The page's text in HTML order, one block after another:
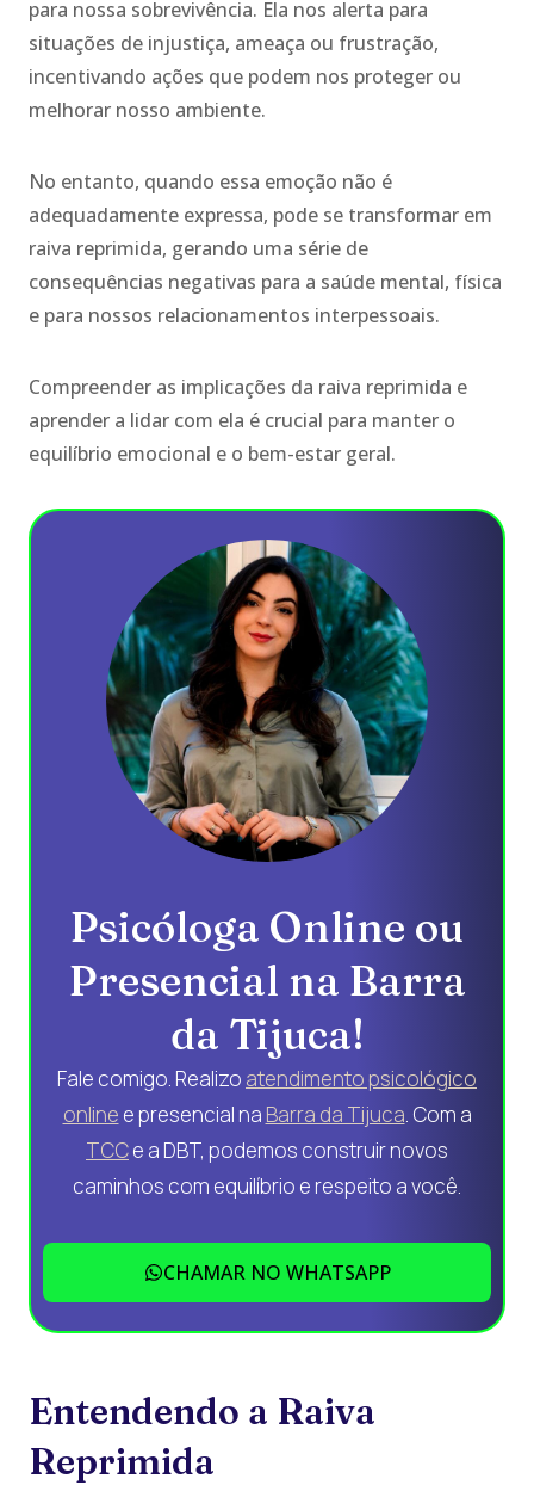
para nossa sobrevivência. Ela nos alerta para
situações de injustiça, ameaça ou frustração,
incentivando ações que podem nos proteger ou
melhorar nosso ambiente.
No entanto, quando essa emoção não é
adequadamente expressa, pode se transformar em
raiva reprimida, gerando uma série de
consequências negativas para a saúde mental, física
e para nossos relacionamentos interpessoais.
Compreender as implicações da raiva reprimida e
aprender a lidar com ela é crucial para manter o
equilíbrio emocional e o bem-estar geral.
Psicóloga Online ou
Presencial na Barra
da Tijuca!
Fale comigo. Realizo atendimento psicológico
online e presencial na Barra da Tijuca. Com a
TCCe a DBT, podemos construir novos
caminhos com equilíbrio e respeito a você.
CHAMAR NO WHATSAPP
Entendendo a Raiva
Reprimida